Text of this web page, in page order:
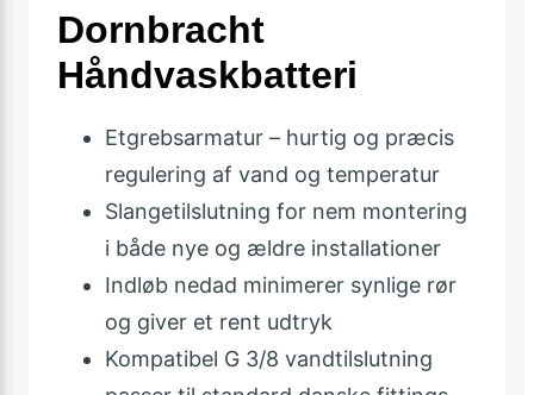
Dornbracht
Håndvaskbatteri
Etgrebsarmatur – hurtig og præcis
regulering af vand og temperatur
Slangetilslutning for nem montering
i både nye og ældre installationer
Indløb nedad minimerer synlige rør
og giver et rent udtryk
Kompatibel G 3/8 vandtilslutning